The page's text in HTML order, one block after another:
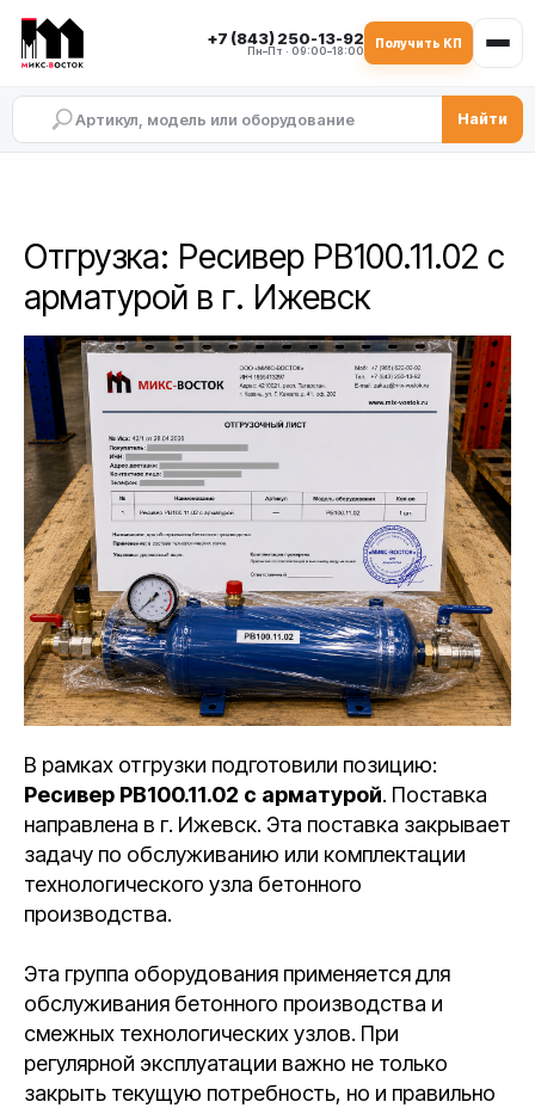
+7 (843) 250-13-92
Пн–Пт · 09:00–18:00
Получить КП
Найти
Отгрузка: Ресивер РВ100.11.02 с
арматурой в г. Ижевск
В рамках отгрузки подготовили позицию:
Ресивер РВ100.11.02 с арматурой. Поставка
направлена в г. Ижевск. Эта поставка закрывает
задачу по обслуживанию или комплектации
технологического узла бетонного
производства.
Эта группа оборудования применяется для
обслуживания бетонного производства и
смежных технологических узлов. При
регулярной эксплуатации важно не только
закрыть текущую потребность, но и правильно